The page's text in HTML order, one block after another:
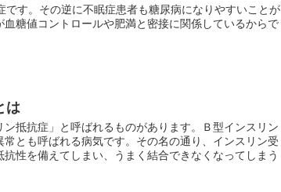
です。その逆に不眠症患者も糖尿病になりやすいことが
糖値コントロールや肥満と密接に関係しているからで
は
抵抗症」と呼ばれるものがあります。Ｂ型インスリン
とも呼ばれる病気です。その名の通り、インスリン受
性を備えてしまい、うまく結合できなくなってしまう